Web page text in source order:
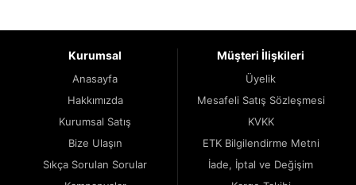
Kurumsal
Anasayfa
Hakkımızda
Kurumsal Satış
Bize Ulaşın
Sıkça Sorulan Sorular
Müşteri İlişkileri
Üyelik
Mesafeli Satış Sözleşmesi
KVKK
ETK Bilgilendirme Metni
İade, İptal ve Değişim